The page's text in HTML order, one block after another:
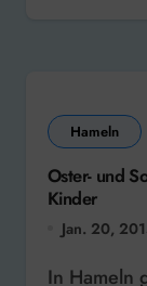
Hameln
Oster- und
Kinder
Jan. 20,
In Hameln gibt es in den Oster- und